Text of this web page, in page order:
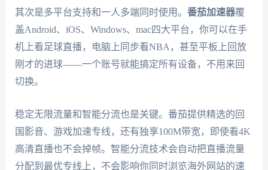
其次是多平台支持和一人多端同时使用。 番茄加速器覆
盖Android、iOS、Windows、mac四大平台，你可以在手
机上看足球直播，电脑上同步看NBA，甚至平板上回放
刚才的进球——一个账号就能搞定所有设备，不用来回
切换。
稳定无限流量和智能分流也是关键。番茄提供精选的回
国影音、游戏加速专线，还有独享100M带宽，即使看4K
高清直播也不会掉帧。智能分流技术会自动把直播流量
分配到最优专线上，不会影响你同时浏览海外网站的速